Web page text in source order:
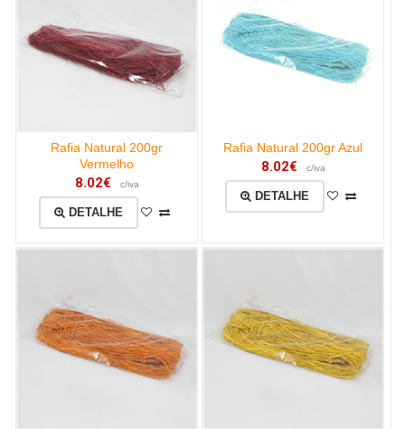
Rafia Natural 200gr
Vermelho
8.02€ c/iva
DETALHE
Rafia Natural 200gr Azul
8.02€ c/iva
DETALHE